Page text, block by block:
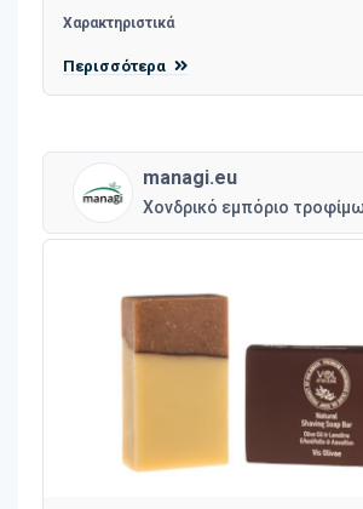
Χαρακτηριστικά
Περισσότερα
managi.eu
Χονδρικό εμπόριο